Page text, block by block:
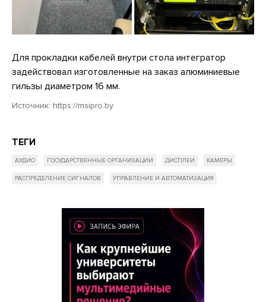
Для прокладки кабелей внутри стола интегратор
задействовал изготовленные на заказ алюминиевые
гильзы диаметром 16 мм.
Источник: https://msipro.by
ТЕГИ
АУДИО ГОСУДАРСТВЕННЫЕ ОРГАНИЗАЦИИ ДИСПЛЕИ КАМЕРЫ
РАСПРЕДЕЛЕНИЕ СИГНАЛОВ УПРАВЛЕНИЕ И АВТОМАТИЗАЦИЯ